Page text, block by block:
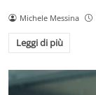
Michele Messina
Leggi di più